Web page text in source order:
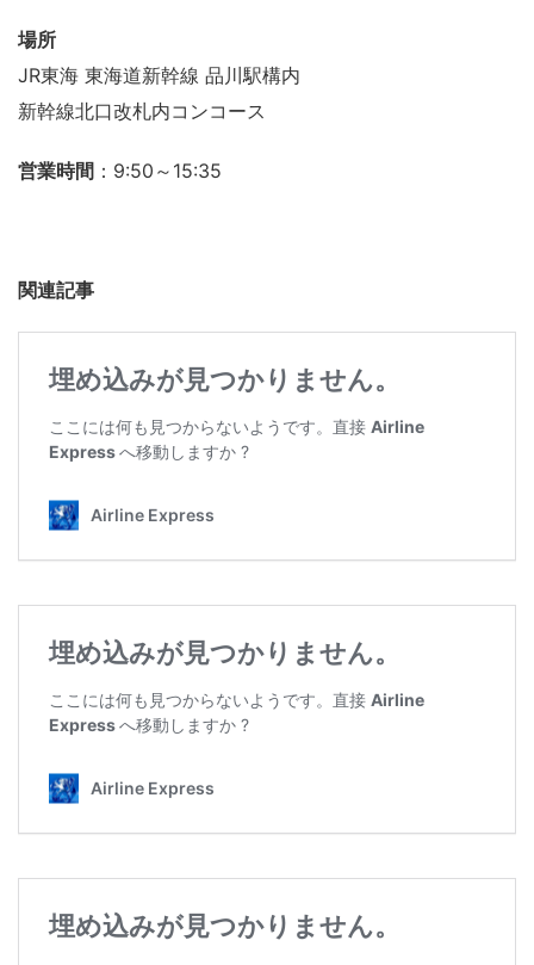
場所
JR東海 東海道新幹線 品川駅構内
新幹線北口改札内コンコース
営業時間 ：9:50～15:35
関連記事